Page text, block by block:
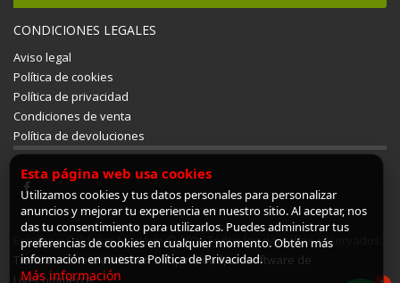
CONDICIONES LEGALES
Aviso legal
Política de cookies
Política de privacidad
Condiciones de venta
Política de devoluciones
Estufas y Calderas Mudéjar © 2026 Todos los derechos reservados.
Tienda online creada con ShopinCloud, un software de
LiveCommerce
Esta página web usa cookies
Utilizamos cookies y tus datos personales para personalizar
anuncios y mejorar tu experiencia en nuestro sitio. Al aceptar, nos
das tu consentimiento para utilizarlos. Puedes administrar tus
preferencias de cookies en cualquier momento. Obtén más
información en nuestra Política de Privacidad.
Más información